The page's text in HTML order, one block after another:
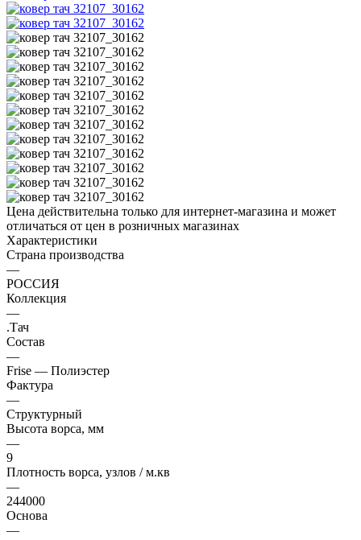
Цена действительна только для интернет-магазина и может
отличаться от цен в розничных магазинах
Характеристики
Страна производства
—
РОССИЯ
Коллекция
—
.Тач
Состав
—
Frise — Полиэстер
Фактура
—
Структурный
Высота ворса, мм
—
9
Плотность ворса, узлов / м.кв
—
244000
Основа
—